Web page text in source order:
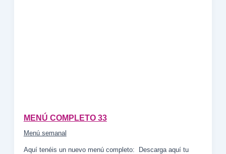
MENÚ COMPLETO 33
Menú semanal
Aquí tenéis un nuevo menú completo: Descarga aquí tu